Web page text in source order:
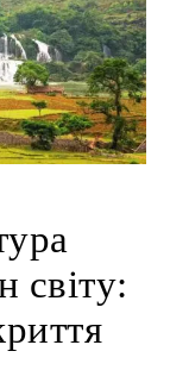
світу: